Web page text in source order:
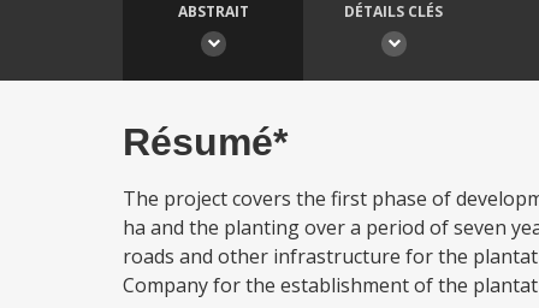
ABSTRAIT DÉTAILS CLÉS
Résumé*
The project covers the first phase of
ha and the planting over a period of seven
roads and other infrastructure for the
Company for the establishment of the